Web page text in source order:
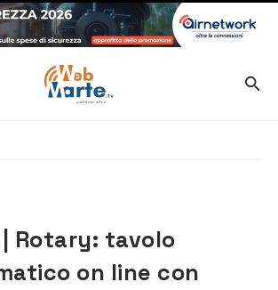
Rotary: tavolo
on line con